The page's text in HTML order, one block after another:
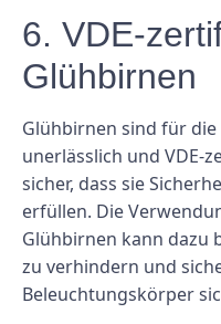
6. VDE-
Glühbirnen
Glühbirnen sind für
unerlässlich und VDE-
sicher, dass sie
erfüllen. Die
Glühbirnen kann dazu
zu verhindern und
Beleuchtungskörper